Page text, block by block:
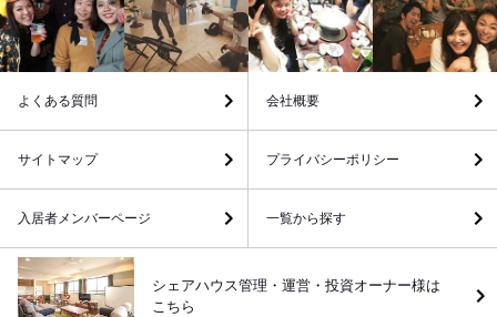
よくある質問 会社概要
サイトマップ プライバシーポリシー
入居者メンバーページ 一覧から探す
シェアハウス管理・運営・投資オーナー様は
こちら